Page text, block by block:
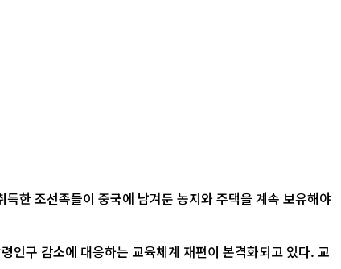
한 조선족들이 중국에 남겨둔 농지와 주택을 계속 보유해야
인구 감소에 대응하는 교육체계 재편이 본격화되고 있다. 교